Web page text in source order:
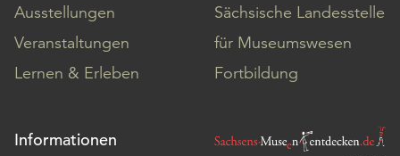
Ausstellungen
Veranstaltungen
Lernen & Erleben
Sächsische Landesstelle
für Museumswesen
Fortbildung
Informationen